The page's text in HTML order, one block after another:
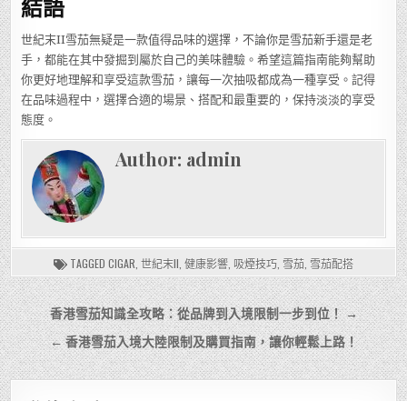
結語
世紀末II雪茄無疑是一款值得品味的選擇，不論你是雪茄新手還是老
手，都能在其中發掘到屬於自己的美味體驗。希望這篇指南能夠幫助
你更好地理解和享受這款雪茄，讓每一次抽吸都成為一種享受。記得
在品味過程中，選擇合適的場景、搭配和最重要的，保持淡淡的享受
態度。
Author: admin
TAGGED CIGAR, 世紀末II, 健康影響, 吸煙技巧, 雪茄, 雪茄配搭
文
章
導
覽
香港雪茄知識全攻略：從品牌到入境限制一步到位！ →
← 香港雪茄入境大陸限制及購買指南，讓你輕鬆上路！